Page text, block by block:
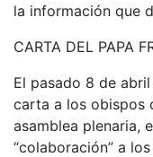
la información que
CARTA DEL PAPA
El pasado 8 de
carta a los obispos
asamblea plenaria,
“colaboración” a